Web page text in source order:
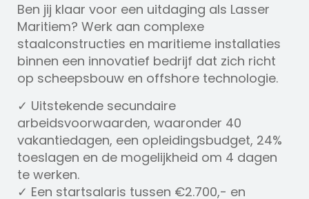
Ben jij klaar voor een uitdaging als Lasser
Maritiem? Werk aan complexe
staalconstructies en maritieme installaties
binnen een innovatief bedrijf dat zich richt
op scheepsbouw en offshore technologie.
✓ Uitstekende secundaire
arbeidsvoorwaarden, waaronder 40
vakantiedagen, een opleidingsbudget, 24%
toeslagen en de mogelijkheid om 4 dagen
te werken.
✓ Een startsalaris tussen €2.700,- en